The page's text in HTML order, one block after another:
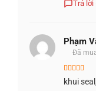
giờ. Nếu bạn sắp
cấp 80% công
gian nghỉ trưa 60
tăng pin lên đến 12
Trả lời
Phạm
Đã
Được xếp
hạng 55 sao
khui